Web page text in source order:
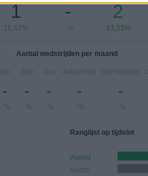
1
16,67%
-
- %
2
33,33%
Aantal wedstrijden per maand
MEI
-
- %
JUNI
-
- %
JULI
-
- %
AUGUSTUS
-
- %
SEPTEMBER
-
- %
Ranglijst op tijdslot
Avond
Nacht